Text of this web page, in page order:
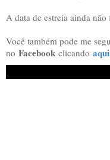
A data de estreia ainda
Você também pode me
no Facebook clicando